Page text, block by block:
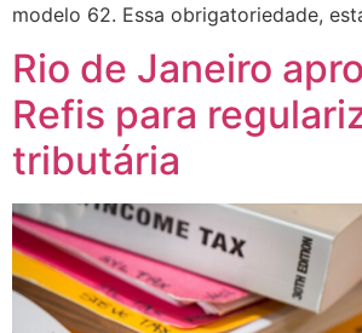
modelo 62. Essa obrigatoriedade,
Rio de Janeiro
Refis para
tributária